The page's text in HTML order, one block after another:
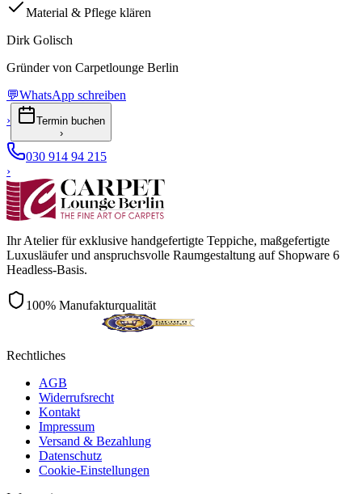
Material & Pflege klären
Dirk Golisch
Gründer von Carpetlounge Berlin
💬WhatsApp schreiben
›
Termin buchen
›
030 914 94 215
›
Ihr Atelier für exklusive handgefertigte Teppiche, maßgefertigte
Luxusläufer und anspruchsvolle Raumgestaltung auf Shopware 6
Headless-Basis.
100% Manufakturqualität
Rechtliches
AGB
Widerrufsrecht
Kontakt
Impressum
Versand & Bezahlung
Datenschutz
Cookie-Einstellungen